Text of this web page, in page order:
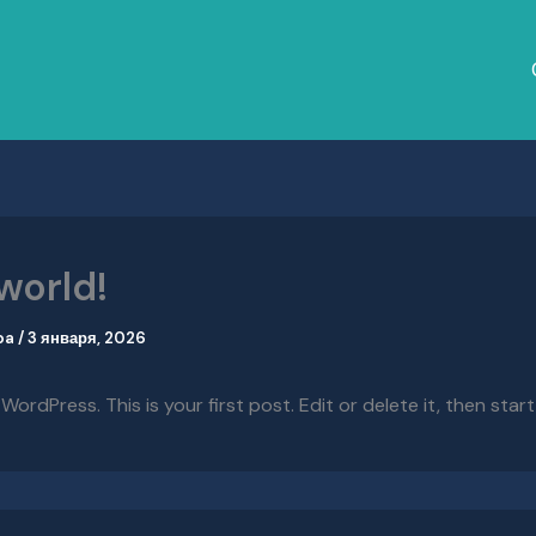
/3 января, 2026
This is your first post. Edit or delete it, then